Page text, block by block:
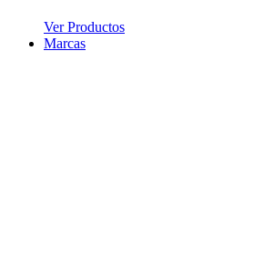
Ver Productos
Marcas